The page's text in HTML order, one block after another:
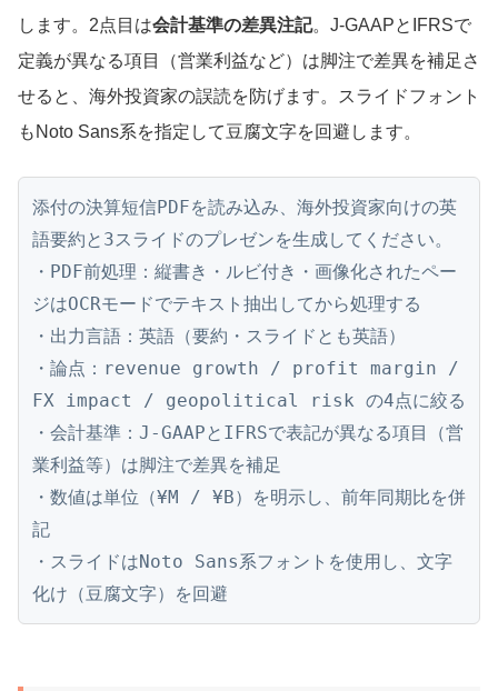
します。2点目は会計基準の差異注記。J-GAAPとIFRSで
定義が異なる項目（営業利益など）は脚注で差異を補足さ
せると、海外投資家の誤読を防げます。スライドフォント
もNoto Sans系を指定して豆腐文字を回避します。
添付の決算短信PDFを読み込み、海外投資家向けの英
語要約と3スライドのプレゼンを生成してください。
・PDF前処理：縦書き・ルビ付き・画像化されたペー
ジはOCRモードでテキスト抽出してから処理する
・出力言語：英語（要約・スライドとも英語）
・論点：revenue growth / profit margin /
FX impact / geopolitical risk の4点に絞る
・会計基準：J-GAAPとIFRSで表記が異なる項目（営
業利益等）は脚注で差異を補足
・数値は単位（¥M / ¥B）を明示し、前年同期比を併
記
・スライドはNoto Sans系フォントを使用し、文字
化け（豆腐文字）を回避